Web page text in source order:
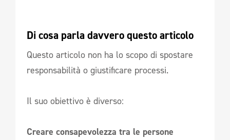
Di cosa parla davvero questo articolo
Questo articolo non ha lo scopo di spostare
responsabilità o giustificare processi.
Il suo obiettivo è diverso:
Creare consapevolezza tra le persone